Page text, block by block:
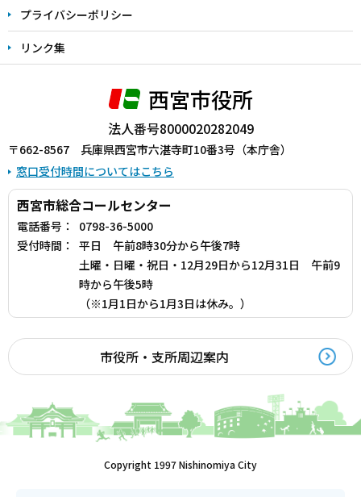
プライバシーポリシー
リンク集
西宮市役所
法人番号8000020282049
〒662-8567 兵庫県西宮市六湛寺町10番3号（本庁舎）
窓口受付時間についてはこちら
西宮市総合コールセンター
電話番号：
0798-36-5000
受付時間：
平日 午前8時30分から午後7時
土曜・日曜・祝日・12月29日から12月31日 午前9
時から午後5時
（※1月1日から1月3日は休み。）
市役所・支所周辺案内
Copyright 1997 Nishinomiya City